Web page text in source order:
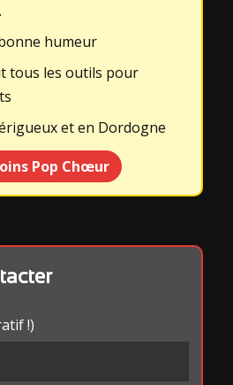
humeur
tous les outils pour
et en Dordogne
Pop Chœur
!)